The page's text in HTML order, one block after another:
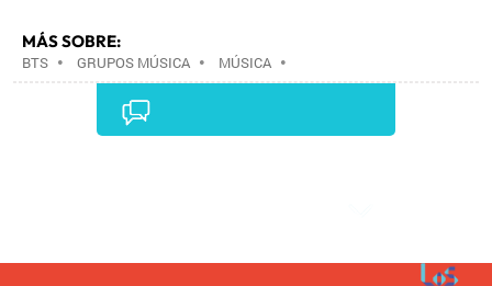
MÁS SOBRE:
BTS • GRUPOS MÚSICA • MÚSICA •